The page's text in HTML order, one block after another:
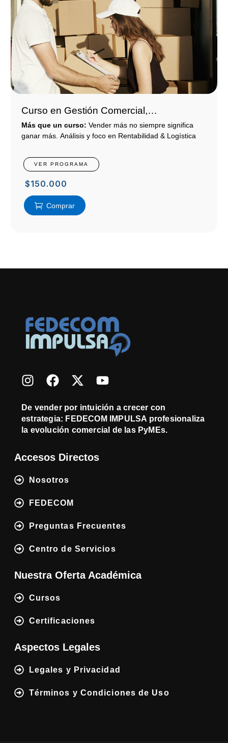
Curso en Gestión Comercial,
Financiamiento y Escalamiento:
Rentabilidad & Logística
Más que un curso: Vender más no siempre significa
ganar más. Análisis y foco en Rentabilidad & Logística
VER PROGRAMA
$150.000
Comprar
De vender por intuición a crecer con
estrategia: FEDECOM IMPULSA profesionaliza
la evolución comercial de las PyMEs.
Accesos Directos
Nosotros
FEDECOM
Preguntas Frecuentes
Centro de Servicios
Nuestra Oferta Académica
Cursos
Certificaciones
Aspectos Legales
Legales y Privacidad
Términos y Condiciones de Uso